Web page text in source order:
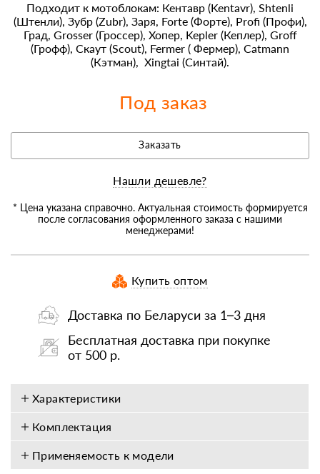
Подходит к мотоблокам: Кентавр (Kentavr), Shtenli
(Штенли), Зубр (Zubr), Заря, Forte (Форте), Profi (Профи),
Град, Grosser (Гроссер), Хопер, Kepler (Кеплер), Groff
(Грофф), Скаут (Scout), Fermer ( Фермер), Catmann
(Кэтман), Xingtai (Синтай).
Под заказ
Заказать
Нашли дешевле?
* Цена указана справочно. Актуальная стоимость формируется
после согласования оформленного заказа с нашими
менеджерами!
Купить оптом
Доставка по Беларуси за 1–3 дня
Бесплатная доставка при покупке
от 500 р.
Характеристики
Комплектация
Применяемость к модели